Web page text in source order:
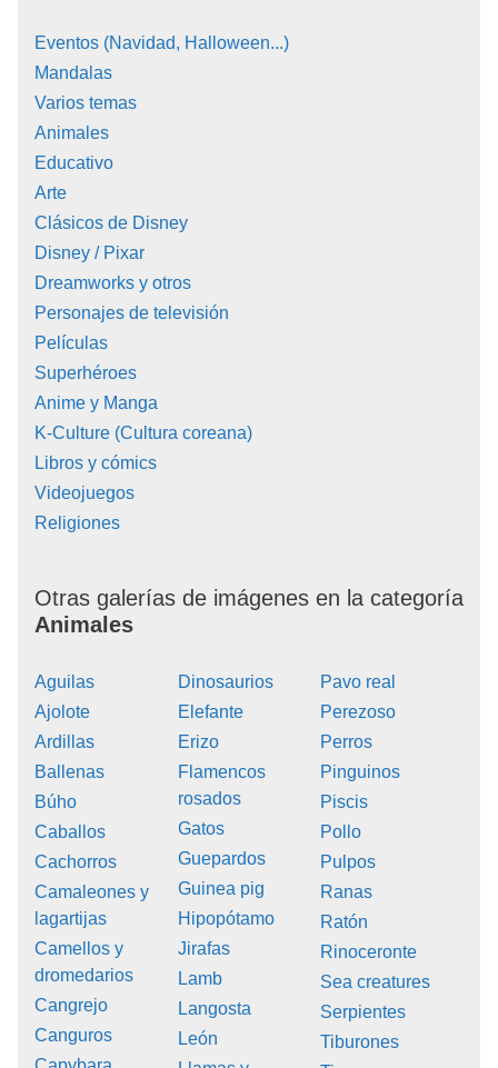
Eventos (Navidad, Halloween...)
Mandalas
Varios temas
Animales
Educativo
Arte
Clásicos de Disney
Disney / Pixar
Dreamworks y otros
Personajes de televisión
Películas
Superhéroes
Anime y Manga
K-Culture (Cultura coreana)
Libros y cómics
Videojuegos
Religiones
Otras galerías de imágenes en la categoría
Animales
Aguilas
Ajolote
Ardillas
Ballenas
Búho
Caballos
Cachorros
Camaleones y
lagartijas
Camellos y
dromedarios
Cangrejo
Canguros
Dinosaurios
Elefante
Erizo
Flamencos
rosados
Gatos
Guepardos
Guinea pig
Hipopótamo
Jirafas
Lamb
Langosta
León
Pavo real
Perezoso
Perros
Pinguinos
Piscis
Pollo
Pulpos
Ranas
Ratón
Rinoceronte
Sea creatures
Serpientes
Tiburones